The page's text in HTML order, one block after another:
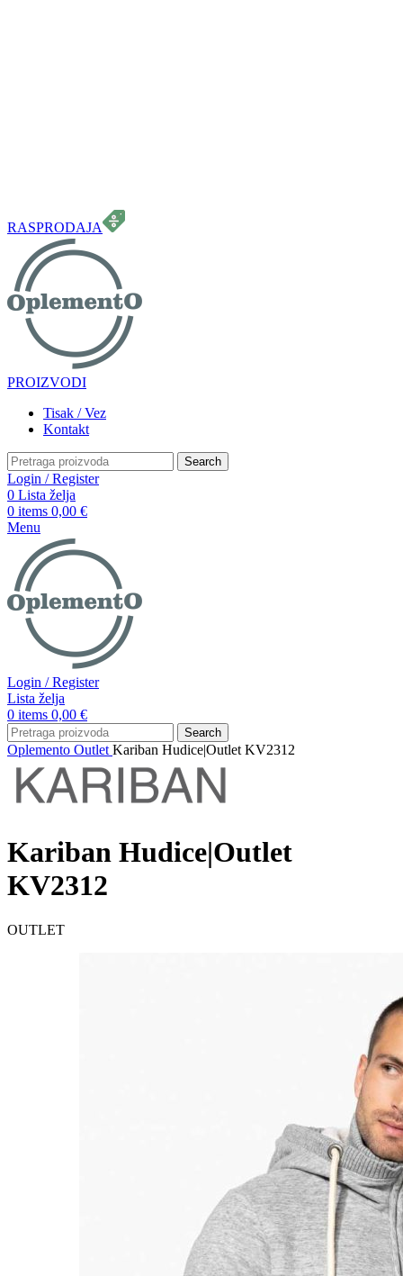
RASPRODAJA
PROIZVODI
Tisak / Vez
Kontakt
Search
Login / Register
0 Lista želja
0 items 0,00 €
Menu
Login / Register
Lista želja
0 items 0,00 €
Search
Oplemento Outlet Kariban Hudice|Outlet KV2312
Kariban Hudice|Outlet
KV2312
OUTLET